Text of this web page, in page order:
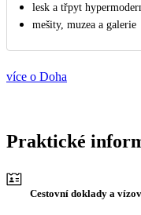
lesk a třpyt
mešity, muzea a galerie
více o Doha
Praktické
Cestovní doklady a